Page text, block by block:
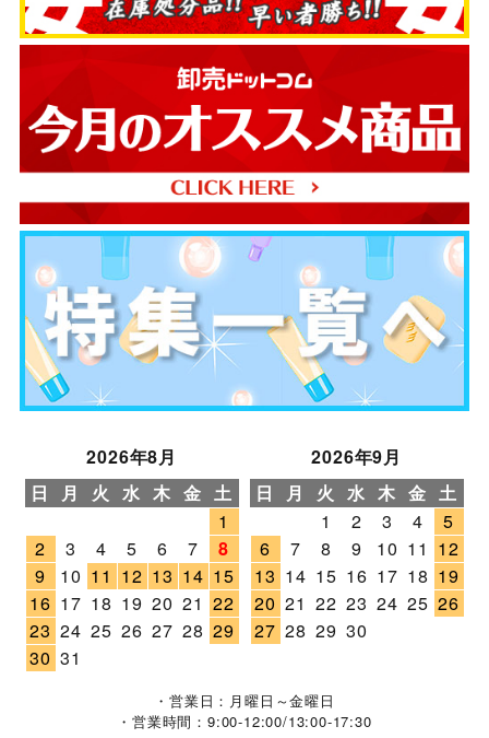
2026年8月
日
月 火 水 木 金 土
1
2
3 4 5 6 7
8
9
10 11 12 13 14 15
16 17 18 19 20 21 22
23 24 25 26 27 28 29
30 31
2026年9月
日
月 火 水 木 金 土
1
2 3 4
5
6
7 8 9 10 11 12
13 14 15 16 17 18 19
20 21 22 23 24 25 26
27 28 29 30
・営業日：月曜日～金曜日
・営業時間：9:00-12:00/13:00-17:30